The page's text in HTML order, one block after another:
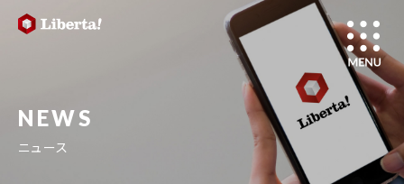
NEWS
ニュース